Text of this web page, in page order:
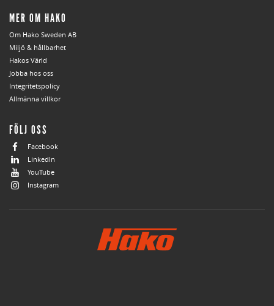
MER OM HAKO
Om Hako Sweden AB
Miljö & hållbarhet
Hakos Värld
Jobba hos oss
Integritetspolicy
Allmänna villkor
FÖLJ OSS
Facebook
LinkedIn
YouTube
Instagram